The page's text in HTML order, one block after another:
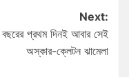
Next:
প্রথম দিনই আবার সেই
অস্কার-ক্লেটন ঝামেলা